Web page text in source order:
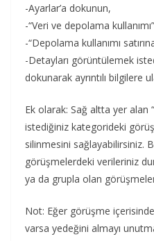
-Ayarlar’a dokunun,
-“Veri ve depolama
-“Depolama kullanımı
-Detayları görüntülemek
dokunarak ayrıntılı bilgilere
Ek olarak: Sağ altta yer alan
istediğiniz kategorideki
silinmesini sağlayabilirsiniz.
görüşmelerdeki verileriniz
ya da grupla olan
Not: Eğer görüşme
varsa yedeğini almayı